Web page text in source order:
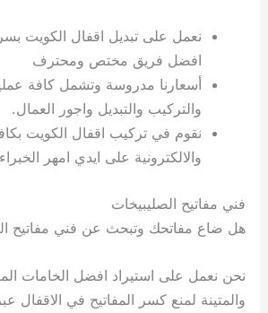
نعمل على تبديل اقفال الكويت
افضل فريق مختص ومحترف
أسعارنا مدروسة وتشمل كافة
والتركيب والتبديل واجور العمال.
نقوم في تركيب اقفال الكويت بكافة
والالكترونية على ايدي امهر الخبراء
فني مفاتيح الصليبيخات
هل ضاع مفاتحك وتبحث عن فني مفاتيح
نحن نعمل على استيراد افضل الخامات
والمتينة لمنع كسر المفاتيح في الاقفال